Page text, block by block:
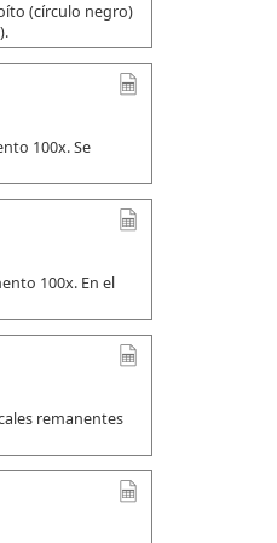
(círculo negro)
100x. Se
100x. En el
remanentes